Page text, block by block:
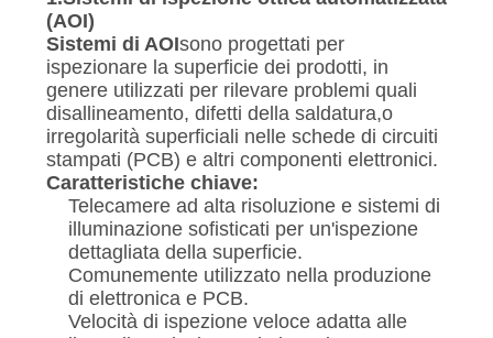
(AOI)
Sistemi di AOIsono progettati per
ispezionare la superficie dei prodotti, in
genere utilizzati per rilevare problemi quali
disallineamento, difetti della saldatura,o
irregolarità superficiali nelle schede di circuiti
stampati (PCB) e altri componenti elettronici.
Caratteristiche chiave:
Telecamere ad alta risoluzione e sistemi di
illuminazione sofisticati per un'ispezione
dettagliata della superficie.
Comunemente utilizzato nella produzione
di elettronica e PCB.
Velocità di ispezione veloce adatta alle